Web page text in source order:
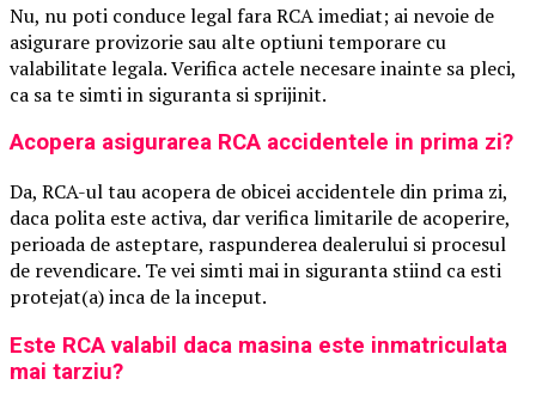
Nu, nu poti conduce legal fara RCA imediat; ai nevoie de
asigurare provizorie sau alte optiuni temporare cu
valabilitate legala. Verifica actele necesare inainte sa pleci,
ca sa te simti in siguranta si sprijinit.
Acopera asigurarea RCA accidentele in prima zi?
Da, RCA-ul tau acopera de obicei accidentele din prima zi,
daca polita este activa, dar verifica limitarile de acoperire,
perioada de asteptare, raspunderea dealerului si procesul
de revendicare. Te vei simti mai in siguranta stiind ca esti
protejat(a) inca de la inceput.
Este RCA valabil daca masina este inmatriculata
mai tarziu?